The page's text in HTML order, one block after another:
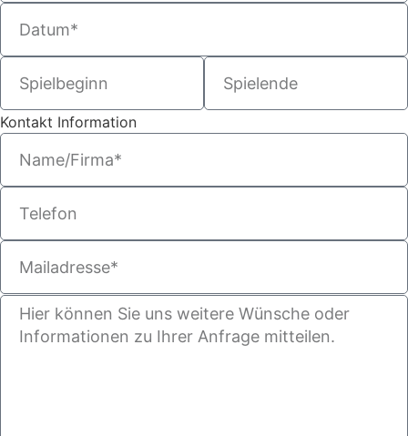
Kontakt Information